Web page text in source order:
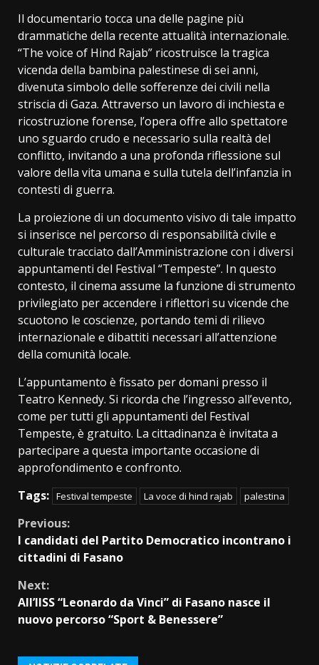
Il documentario tocca una delle pagine più
drammatiche della recente attualità internazionale.
“The voice of Hind Rajab” ricostruisce la tragica
vicenda della bambina palestinese di sei anni,
divenuta simbolo delle sofferenze dei civili nella
striscia di Gaza. Attraverso un lavoro di inchiesta e
ricostruzione forense, l’opera offre allo spettatore
uno sguardo crudo e necessario sulla realtà del
conflitto, invitando a una profonda riflessione sul
valore della vita umana e sulla tutela dell’infanzia in
contesti di guerra.
La proiezione di un documento visivo di tale impatto
si inserisce nel percorso di responsabilità civile e
culturale tracciato dall’Amministrazione con i diversi
appuntamenti del Festival “Tempeste”. In questo
contesto, il cinema assume la funzione di strumento
privilegiato per accendere i riflettori su vicende che
scuotono le coscienze, portando temi di rilievo
internazionale e dibattiti necessari all’attenzione
della comunità locale.
L’appuntamento è fissato per domani presso il
Teatro Kennedy. Si ricorda che l’ingresso all’evento,
come per tutti gli appuntamenti del Festival
Tempeste, è gratuito. La cittadinanza è invitata a
partecipare a questa importante occasione di
approfondimento e confronto.
Tags: Festival tempeste La voce di hind rajab palestina
Continue
Reading
Previous:
I candidati del Partito Democratico incontrano i
cittadini di Fasano
Next:
All’IISS “Leonardo da Vinci” di Fasano nasce il
nuovo percorso “Sport & Benessere”